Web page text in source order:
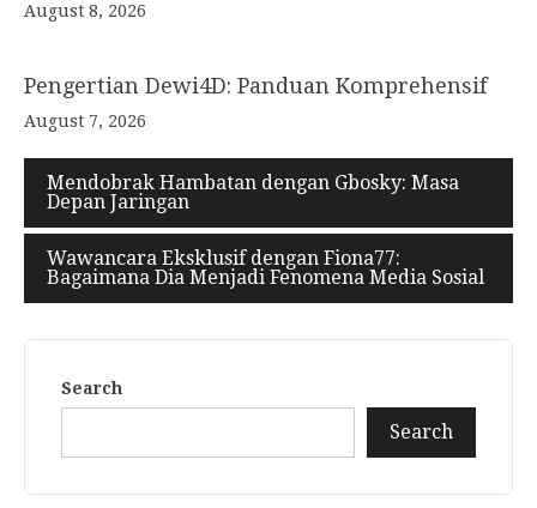
August 8, 2026
Pengertian Dewi4D: Panduan Komprehensif
August 7, 2026
Mendobrak Hambatan dengan Gbosky: Masa
Depan Jaringan
Wawancara Eksklusif dengan Fiona77:
Bagaimana Dia Menjadi Fenomena Media Sosial
Search
Search